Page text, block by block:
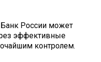
России может
эффективные
контролем.